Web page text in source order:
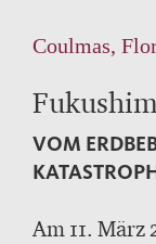
Coulmas,
VOM
Am 11. März